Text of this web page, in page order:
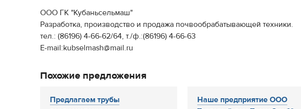
ООО ГК "Кубаньсельмаш"
Разработка, производство и продажа почвообрабатывающей техники.
тел.: (86196) 4-66-62/64, т./ф.:(86196) 4-66-63
E-mail:kubselmash@mail.ru
Похожие предложения
Предлагаем трубы
Наше предприятие ООО